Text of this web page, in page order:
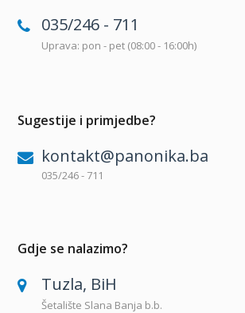
035/246 - 711
Uprava: pon - pet (08:00 - 16:00h)
Sugestije i primjedbe?
kontakt@panonika.ba
035/246 - 711
Gdje se nalazimo?
Tuzla, BiH
Šetalište Slana Banja b.b.